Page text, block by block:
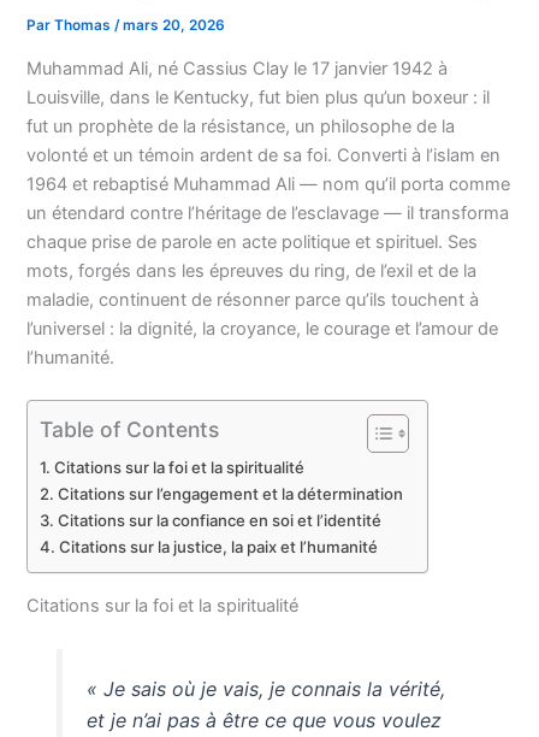
ParThomas/mars 20, 2026
Muhammad Ali, né Cassius Clay le 17 janvier 1942 à
Louisville, dans le Kentucky, fut bien plus qu’un boxeur : il
fut un prophète de la résistance, un philosophe de la
volonté et un témoin ardent de sa foi. Converti à l’islam en
1964 et rebaptisé Muhammad Ali — nom qu’il porta comme
un étendard contre l’héritage de l’esclavage — il transforma
chaque prise de parole en acte politique et spirituel. Ses
mots, forgés dans les épreuves du ring, de l’exil et de la
maladie, continuent de résonner parce qu’ils touchent à
l’universel : la dignité, la croyance, le courage et l’amour de
l’humanité.
Table of Contents
Citations sur la foi et la spiritualité
Citations sur l’engagement et la détermination
Citations sur la confiance en soi et l’identité
Citations sur la justice, la paix et l’humanité
Citations sur la foi et la spiritualité
« Je sais où je vais, je connais la vérité,
et je n’ai pas à être ce que vous voulez